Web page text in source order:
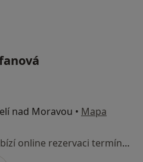
nad Moravou • Mapa
Tento specialista nenabízí online rezervaci termínu na této adrese.